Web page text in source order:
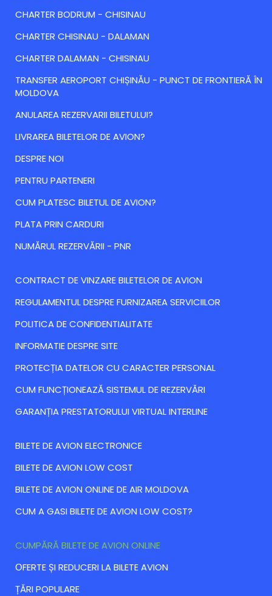
CHARTER BODRUM - CHISINAU
CHARTER CHISINAU - DALAMAN
CHARTER DALAMAN - CHISINAU
TRANSFER AEROPORT CHIȘINĂU - PUNCT DE FRONTIERĂ ÎN
MOLDOVA
ANULAREA REZERVARII BILETULUI?
LIVRAREA BILETELOR DE AVION?
DESPRE NOI
PENTRU PARTENERI
CUM PLATESC BILETUL DE AVION?
PLATA PRIN CARDURI
NUMĂRUL REZERVĂRII - PNR
CONTRACT DE VINZARE BILETELOR DE AVION
REGULAMENTUL DESPRE FURNIZAREA SERVICIILOR
POLITICA DE CONFIDENTIALITATE
INFORMATIE DESPRE SITE
PROTECȚIA DATELOR CU CARACTER PERSONAL
CUM FUNCȚIONEAZĂ SISTEMUL DE REZERVĂRI
GARANȚIA PRESTATORULUI VIRTUAL INTERLINE
BILETE DE AVION ELECTRONICE
BILETE DE AVION LOW COST
BILETE DE AVION ONLINE DE AIR MOLDOVA
CUM A GASI BILETE DE AVION LOW COST?
CUMPĂRĂ BILETE DE AVION ONLINE
ОFERTE ȘI REDUCERI LA BILETE AVION
ȚĂRI POPULARE